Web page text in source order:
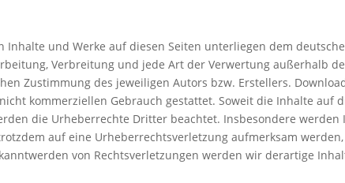
und Werke auf diesen Seiten unterliegen dem
Verbreitung und jede Art der Verwertung außerhalb
Zustimmung des jeweiligen Autors bzw. Erstellers.
kommerziellen Gebrauch gestattet. Soweit die Inhalte auf
die Urheberrechte Dritter beachtet. Insbesondere
auf eine Urheberrechtsverletzung aufmerksam
von Rechtsverletzungen werden wir derartige